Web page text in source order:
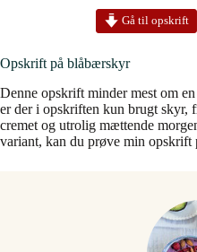
Gå til opskrift
Opskrift på blåbærskyr
Denne opskrift minder mest om
er der i opskriften kun brugt skyr,
cremet og utrolig mættende
variant, kan du prøve min opskrift